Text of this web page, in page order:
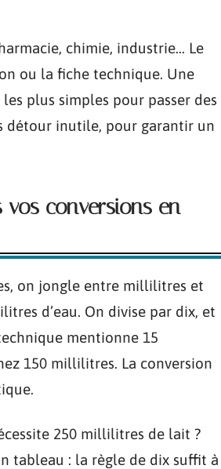
chimie, industrie… Le
ou la fiche technique. Une
plus simples pour passer des
détour inutile, pour garantir un
conversions en
on jongle entre millilitres et
d’eau. On divise par dix, et
mentionne 15
150 millilitres. La conversion
250 millilitres de lait ?
tableau : la règle de dix suffit à